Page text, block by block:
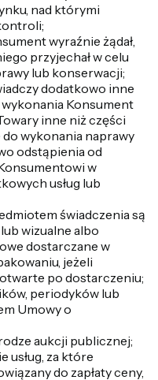
nad którymi
wyraźnie żądał,
przyjechał w celu
lub konserwacji;
dodatkowo inne
Konsument
inne niż części
wykonania naprawy
odstąpienia od
w
usług lub
świadczenia są
wizualne albo
dostarczane w
jeżeli
po dostarczeniu;
periodyków lub
Umowy o
aukcji publicznej;
usług, za które
do zapłaty ceny,